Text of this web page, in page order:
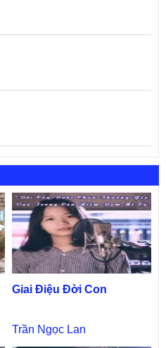
Giai Điệu Đời Con
Trần Ngọc Lan